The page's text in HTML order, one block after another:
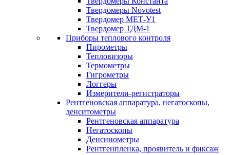
Твердомеры Novotest
Твердомер МЕТ-У1
Твердомер ТДМ-1
Приборы теплового контроля
Пирометры
Тепловизоры
Термометры
Гигрометры
Логгеры
Измерители-регистраторы
Рентгеновская аппаратура, негатоскопы,
денситометры
Рентгеновская аппаратура
Негатоскопы
Денсинометры
Рентгенпленка, проявитель и фиксаж